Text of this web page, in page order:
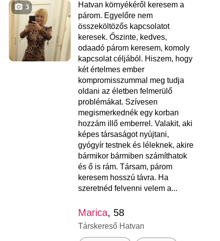
3
Hatvan környékéről keresem a
párom. Egyelőre nem
összeköltözős kapcsolatot
keresek. Őszinte, kedves,
odaadó párom keresem, komoly
kapcsolat céljából. Hiszem, hogy
két értelmes ember
kompromisszummal meg tudja
oldani az életben felmerülő
problémákat. Szívesen
megismerkednék egy korban
hozzám illő emberrel. Valakit, aki
képes társaságot nyújtani,
gyógyír testnek és léleknek, akire
bármikor bármiben számíthatok
és ő is rám. Társam, párom
keresem hosszú távra. Ha
szeretnéd felvenni velem a...
Marica, 58
Társkereső Hatvan